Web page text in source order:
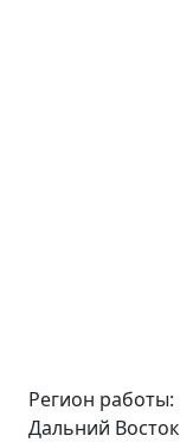
Регион работы:
Дальний Восток